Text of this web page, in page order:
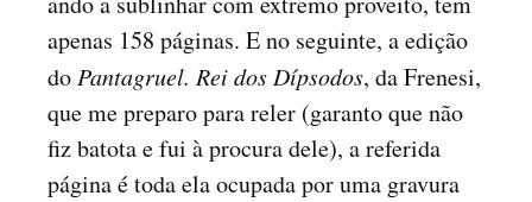
apenas 158 páginas. E no seguinte, a edição
do Pantagruel. Rei dos Dípsodos, da Frenesi,
que me preparo para reler (garanto que não
fiz batota e fui à procura dele), a referida
página é toda ela ocupada por uma gravura